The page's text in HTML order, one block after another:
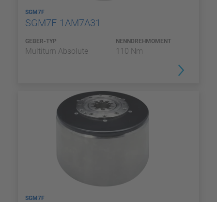
SGM7F
SGM7F-1AM7A31
GEBER-TYP
Multiturn Absolute
NENNDREHMOMENT
110 Nm
SGM7F